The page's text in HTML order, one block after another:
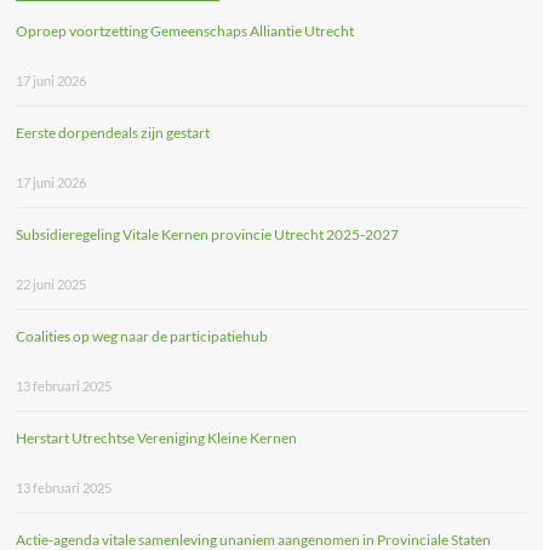
Oproep voortzetting Gemeenschaps Alliantie Utrecht
17 juni 2026
Eerste dorpendeals zijn gestart
17 juni 2026
Subsidieregeling Vitale Kernen provincie Utrecht 2025-2027
22 juni 2025
Coalities op weg naar de participatiehub
13 februari 2025
Herstart Utrechtse Vereniging Kleine Kernen
13 februari 2025
Actie-agenda vitale samenleving unaniem aangenomen in Provinciale Staten